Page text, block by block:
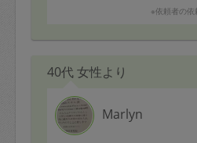
いた牛乳とヨーグルトで、あと
次回もまたよろしくお願いしま
※依頼者の依
40代 女性より
Marlyn